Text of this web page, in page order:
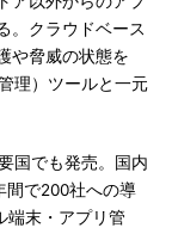
。クラウドベース
や脅威の状態を
理）ツールと一元
国でも発売。国内
間で200社への導
端末・アプリ管